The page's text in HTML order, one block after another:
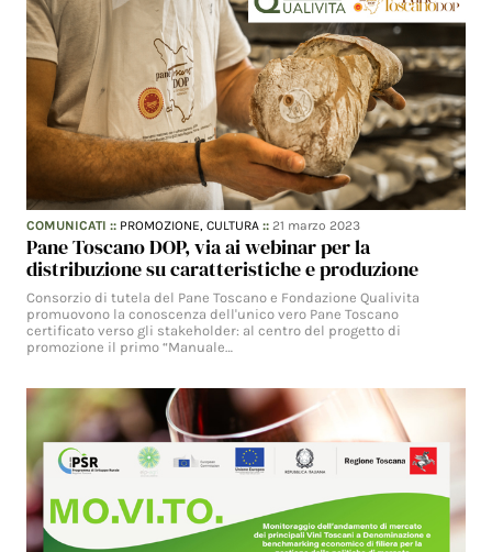
COMUNICATI :: PROMOZIONE,CULTURA ::21 marzo 2023
Pane Toscano DOP, via ai webinar per la
distribuzione su caratteristiche e produzione
Consorzio di tutela del Pane Toscano e Fondazione Qualivita
promuovono la conoscenza dell'unico vero Pane Toscano
certificato verso gli stakeholder: al centro del progetto di
promozione il primo “Manuale…